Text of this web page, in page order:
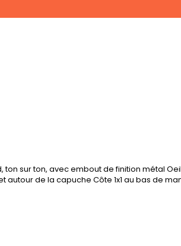
sur ton, avec embout de finition métal
de la capuche Côte 1x1 au bas de